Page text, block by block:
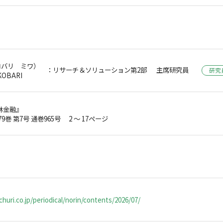
リ ミワ）
：リサーチ＆ソリューション第2部 主席研究員 研究
融』
巻 第7号 通巻965号 2 ～ 17ページ
periodical/norin/contents/2026/07/